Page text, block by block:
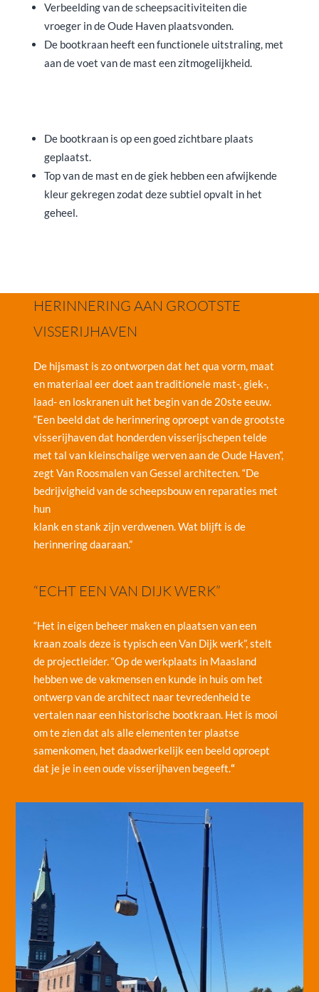
Verbeelding van de scheepsacitiviteiten die
vroeger in de Oude Haven plaatsvonden.
De bootkraan heeft een functionele uitstraling, met
aan de voet van de mast een zitmogelijkheid.
De bootkraan is op een goed zichtbare plaats
geplaatst.
Top van de mast en de giek hebben een afwijkende
kleur gekregen zodat deze subtiel opvalt in het
geheel.
HERINNERING AAN GROOTSTE
VISSERIJHAVEN
De hijsmast is zo ontworpen dat het qua vorm, maat
en materiaal eer doet aan traditionele mast-, giek-,
laad- en loskranen uit het begin van de 20ste eeuw.
“Een beeld dat de herinnering oproept van de grootste
visserijhaven dat honderden visserijschepen telde
met tal van kleinschalige werven aan de Oude Haven”,
zegt Van Roosmalen van Gessel architecten. “De
bedrijvigheid van de scheepsbouw en reparaties met
hun
klank en stank zijn verdwenen. Wat blijft is de
herinnering daaraan.”
“ECHT EEN VAN DIJK WERK”
“Het in eigen beheer maken en plaatsen van een
kraan zoals deze is typisch een Van Dijk werk”, stelt
de projectleider. “Op de werkplaats in Maasland
hebben we de vakmensen en kunde in huis om het
ontwerp van de architect naar tevredenheid te
vertalen naar een historische bootkraan. Het is mooi
om te zien dat als alle elementen ter plaatse
samenkomen, het daadwerkelijk een beeld oproept
dat je je in een oude visserijhaven begeeft.“